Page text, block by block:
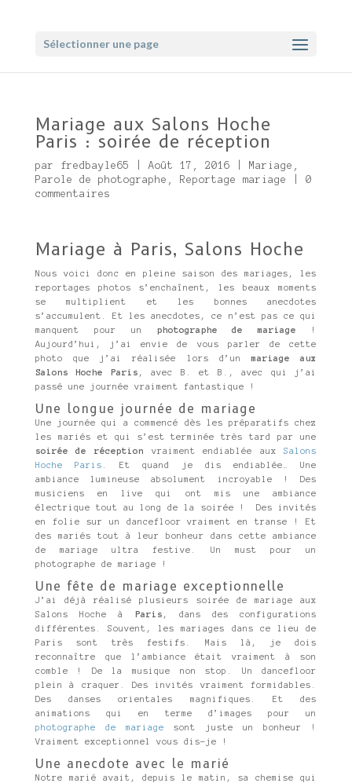
Sélectionner une page
Mariage aux Salons Hoche
Paris : soirée de réception
par fredbayle65 |Août 17, 2016 Mariage ,
Parole de photographe , Reportage mariage
0
commentaires
Mariage à Paris, Salons Hoche
Nous voici donc en pleine saison des mariages, les
reportages photos s’enchaînent, les beaux moments
se multiplient et les bonnes anecdotes
s’accumulent. Et les anecdotes, ce n’est pas ce qui
manquent pour un photographe de mariage
!
Aujourd’hui, j’ai envie de vous parler de cette
photo que j’ai réalisée lors d’unmariage aux
Salons Hoche Paris , avec B. et B., avec qui j’ai
passé une journée vraiment fantastique !
Une longue journée de mariage
Une journée qui a commencé dès les préparatifs chez
les mariés et qui s’est terminée très tard par une
soirée de réception vraiment endiablée auxSalons
Hoche Paris . Et quand je dis endiablée… Une
ambiance lumineuse absolument incroyable ! Des
musiciens en live qui ont mis une ambiance
électrique tout au long de la soirée ! Des invités
en folie sur un dancefloor vraiment en transe ! Et
des mariés tout à leur bonheur dans cette ambiance
de mariage ultra festive. Un must pour un
photographe de mariage !
Une fête de mariage exceptionnelle
J’ai déjà réalisé plusieurs soirée de mariage aux
Salons Hoche à Paris , dans des configurations
différentes. Souvent, les mariages dans ce lieu de
Paris sont très festifs. Mais là, je dois
reconnaître que l’ambiance était vraiment à son
comble ! De la musique non stop. Un dancefloor
plein à craquer. Des invités vraiment formidables.
Des danses orientales magnifiques. Et des
animations qui en terme d’images pour un
photographe de mariage
sont juste un bonheur !
Vraiment exceptionnel vous dis-je !
Une anecdote avec le marié
Notre marié avait, depuis le matin, sa chemise qui